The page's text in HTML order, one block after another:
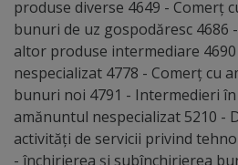
produse diverse 4649 - Comerț
bunuri de uz gospodăresc 4686
altor produse intermediare
nespecializat 4778 - Comerț cu
bunuri noi 4791 - Intermedieri
amănuntul nespecializat 5210 -
activități de servicii privind
- închirierea și subînchirierea